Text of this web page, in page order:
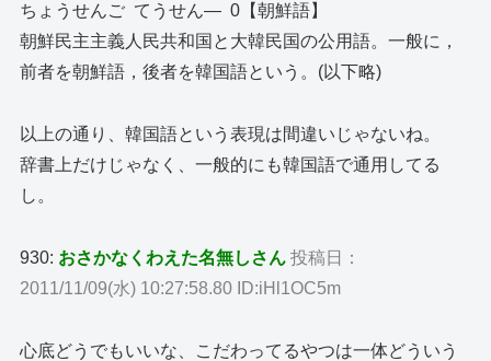
ちょうせんご てうせん― 0【朝鮮語】
朝鮮民主主義人民共和国と大韓民国の公用語。一般に，
前者を朝鮮語，後者を韓国語という。(以下略)
以上の通り、韓国語という表現は間違いじゃないね。
辞書上だけじゃなく、一般的にも韓国語で通用してる
し。
930: おさかなくわえた名無しさん 投稿日：
2011/11/09(水) 10:27:58.80 ID:iHl1OC5m
心底どうでもいいな、こだわってるやつは一体どういう